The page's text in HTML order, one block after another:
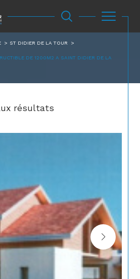
ST DIDIER DE LA TOUR
DE 1200M2 A SAINT DIDIER DE LA
résultats